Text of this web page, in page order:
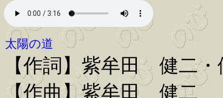
太陽の道
【作詞】紫牟田 健二
【作曲】紫牟田 健二